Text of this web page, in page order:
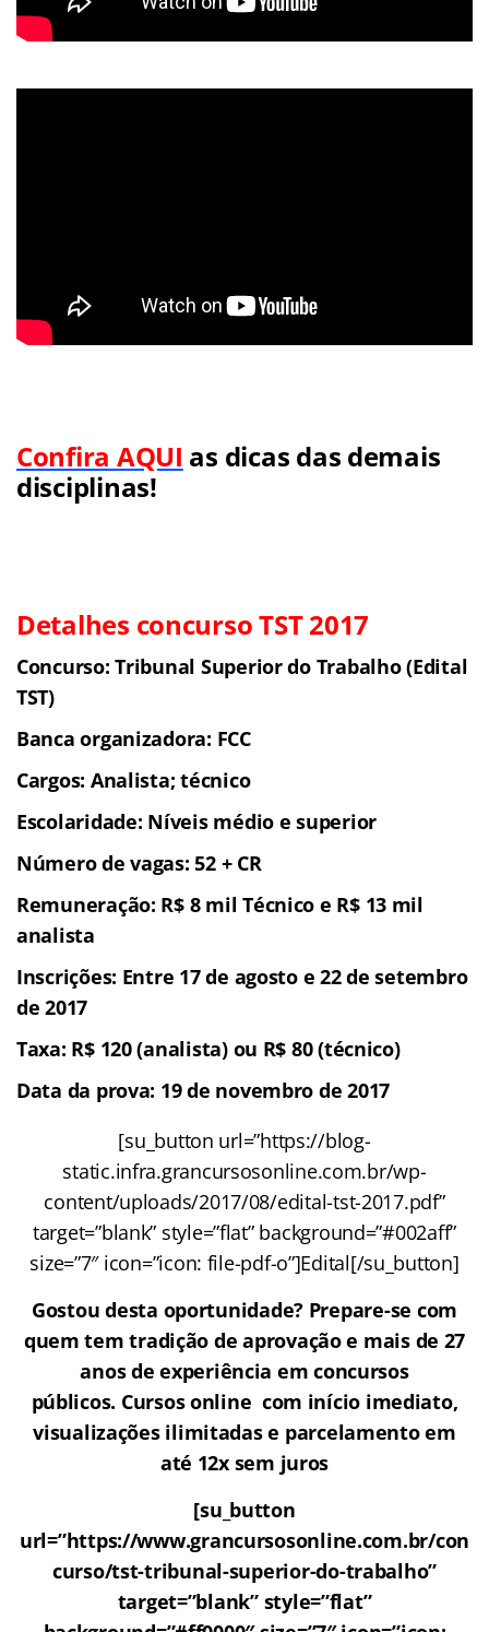
Confira AQUI as dicas das demais
disciplinas!
Detalhes concurso TST 2017
Concurso: Tribunal Superior do Trabalho (Edital
TST)
Banca organizadora: FCC
Cargos: Analista; técnico
Escolaridade: Níveis médio e superior
Número de vagas: 52 + CR
Remuneração: R$ 8 mil Técnico e R$ 13 mil
analista
Inscrições: Entre 17 de agosto e 22 de setembro
de 2017
Taxa: R$ 120 (analista) ou R$ 80 (técnico)
Data da prova: 19 de novembro de 2017
[su_button url=”https://blog-
static.infra.grancursosonline.com.br/wp-
content/uploads/2017/08/edital-tst-2017.pdf”
target=”blank” style=”flat” background=”#002aff”
size=”7″ icon=”icon: file-pdf-o”]Edital[/su_button]
Gostou desta oportunidade? Prepare-se com
quem tem tradição de aprovação e mais de 27
anos de experiência em concursos
públicos. Cursos online com início imediato,
visualizações ilimitadas e parcelamento em
até 12x sem juros
[su_button
url=”https://www.grancursosonline.com.br/con
curso/tst-tribunal-superior-do-trabalho”
target=”blank” style=”flat”